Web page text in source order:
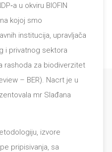
u okviru BIOFIN
kojoj smo
institucija, upravljača
i privatnog sektora
rashoda za biodiverzitet
– BER). Nacrt je u
mr Slađana
izvore
pripisivanja, sa